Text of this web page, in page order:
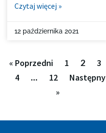
Czytaj więcej »
12 października 2021
« Poprzedni 1 2
3
4
… 12
Następny
»